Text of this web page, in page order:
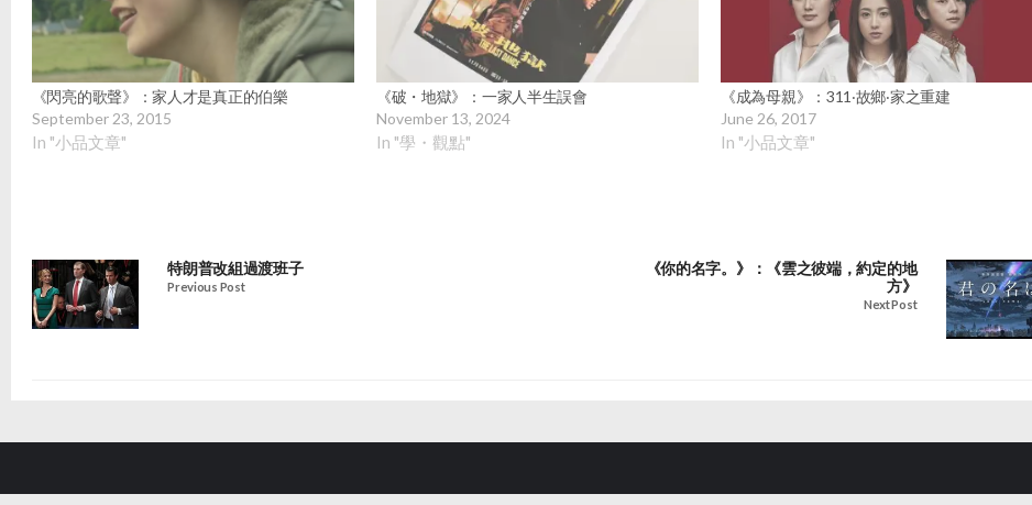
《閃亮的歌聲》：家人才是真正的伯樂
September 23, 2015
In "小品文章"
《破・地獄》：一家人半生誤會
November 13, 2024
In "學・觀點"
《成為母親》：311‧故鄉‧家之重建
June 26, 2017
In "小品文章"
特朗普改組過渡班子
Previous Post
《你的名字。》：《雲之彼端，約定的地
方》
Next Post